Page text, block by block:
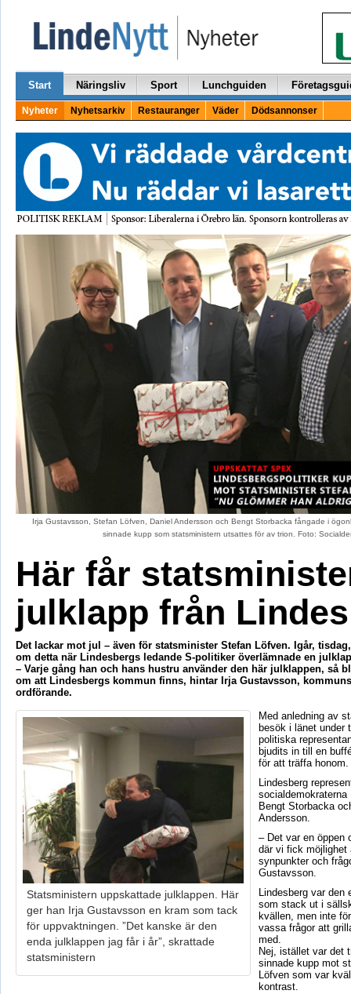
Start Näringsliv Sport Lunchguiden
Nyheter Nyhetsarkiv Restauranger Väder Dödsannonser
Irja Gustavsson, Stefan Löfven, Daniel Andersson och Bengt Storbacka fångade i
sinnade kupp som statsministern utsattes för av trion. Foto:
Här får
julklapp från
Det lackar mot jul – även för statsminister Stefan Löfven. Igår,
om detta när Lindesbergs ledande S-politiker överlämnade en
– Varje gång han och hans hustru använder den här julklappen, så
om att Lindesbergs kommun finns, hintar Irja Gustavsson,
ordförande.
Statsministern uppskattade julklappen. Här
ger han Irja Gustavsson en kram som tack
för uppvaktningen. ”Det kanske är den
enda julklappen jag får i år”, skrattade
statsministern
Med anledning av
besök i länet under
politiska
bjudits in till en
för att träffa honom.
Lindesberg
Bengt Storbacka
Andersson.
– Det var en öppen
där vi fick möjlighet
synpunkter och
Gustavsson.
Lindesberg var den
som stack ut i
kvällen, men inte
vassa frågor att
med.
Nej, istället var det
sinnade kupp mot
Löfven som var
kontrast.